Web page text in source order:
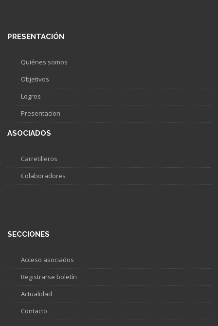
PRESENTACIÓN
Quiénes somos
Objetivos
Logros
Presentacion
ASOCIADOS
Carretilleros
Colaboradores
SECCIONES
Acceso asociados
Registrarse boletín
Actualidad
Contacto